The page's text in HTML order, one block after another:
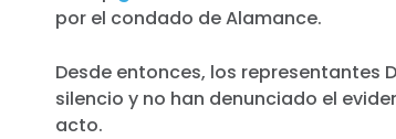
por el condado de Alamance.
Desde entonces, los representantes
silencio y no han denunciado el
acto.